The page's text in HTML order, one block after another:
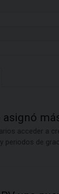
asignó
acceder a
periodos de